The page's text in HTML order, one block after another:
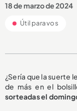
18 de marzo de 2024
Útil para vos
¿Sería que la suerte
de más en el
sorteadas el